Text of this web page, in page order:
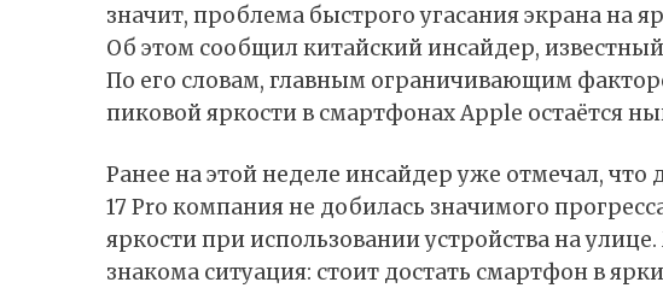
значит, проблема быстрого угасания экрана на
Об этом сообщил китайский инсайдер,
По его словам, главным ограничивающим
пиковой яркости в смартфонах Apple остаётся
Ранее на этой неделе инсайдер уже отмечал,
17 Pro компания не добилась значимого
яркости при использовании устройства на
знакома ситуация: стоит достать смартфон в